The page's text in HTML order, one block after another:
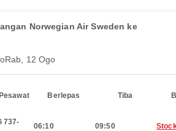
Norwegian Air Sweden ke
Rab, 12 Ogo
Berlepas Tiba
737-
06:10 09:50